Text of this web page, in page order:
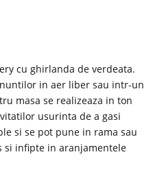
cu ghirlanda de verdeata.
in aer liber sau intr-un
masa se realizeaza in ton
usurinta de a gasi
si se pot pune in rama sau
si infipte in aranjamentele